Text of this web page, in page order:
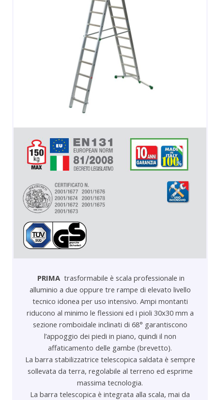
RAMPE DI CARICO E PASSERELLE
ACCESSORI, RICAMBI E COMPONENTI
PRIMA trasformabile è scala professionale in
alluminio a due oppure tre rampe di elevato livello
tecnico idonea per uso intensivo. Ampi montanti
riducono al minimo le flessioni ed i pioli 30x30 mm a
sezione romboidale inclinati di 68° garantiscono
l’appoggio dei piedi in piano, quindi il non
affaticamento delle gambe (brevetto).
La barra stabilizzatrice telescopica saldata è sempre
sollevata da terra, regolabile al terreno ed esprime
massima tecnologia.
La barra telescopica è integrata alla scala, mai da